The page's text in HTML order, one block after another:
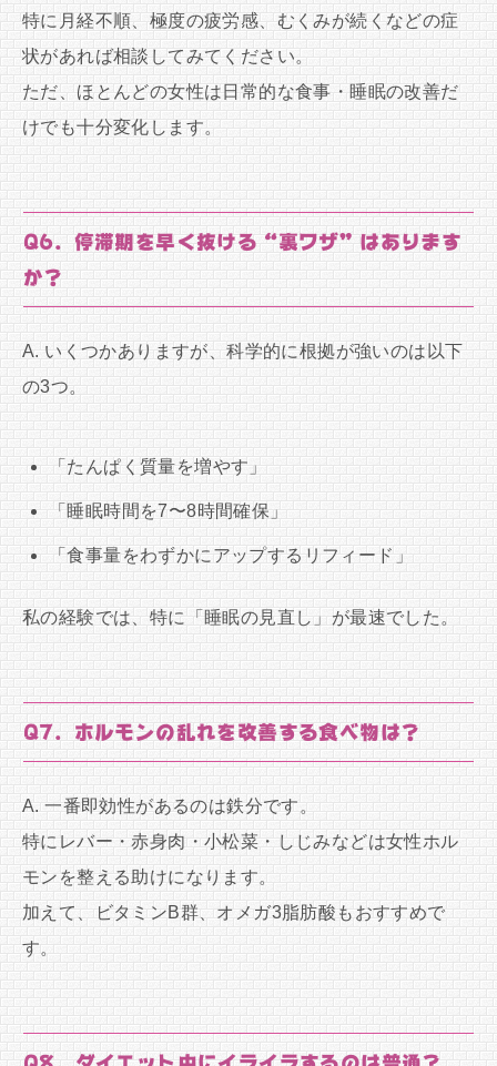
特に月経不順、極度の疲労感、むくみが続くなどの症
状があれば相談してみてください。
ただ、ほとんどの女性は日常的な食事・睡眠の改善だ
けでも十分変化します。
Q6. 停滞期を早く抜ける“裏ワザ”はあります
か？
A. いくつかありますが、科学的に根拠が強いのは以下
の3つ。
「たんぱく質量を増やす」
「睡眠時間を7〜8時間確保」
「食事量をわずかにアップするリフィード」
私の経験では、特に「睡眠の見直し」が最速でした。
Q7. ホルモンの乱れを改善する食べ物は？
A. 一番即効性があるのは鉄分です。
特にレバー・赤身肉・小松菜・しじみなどは女性ホル
モンを整える助けになります。
加えて、ビタミンB群、オメガ3脂肪酸もおすすめで
す。